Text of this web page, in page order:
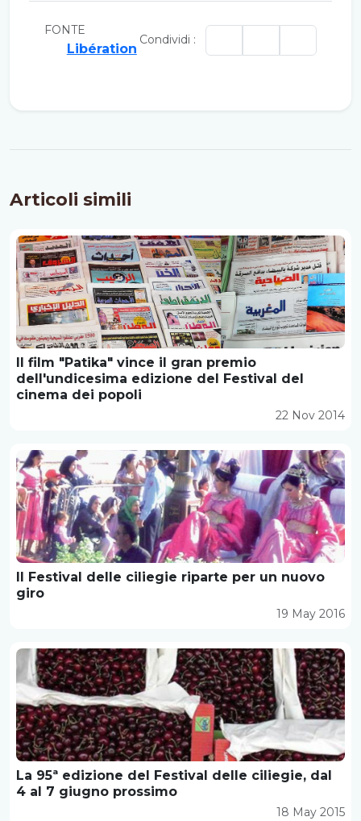
FONTE
Libération
Condividi :
Articoli simili
Il film "Patika" vince il gran premio
dell'undicesima edizione del Festival del
cinema dei popoli
22 Nov 2014
Il Festival delle ciliegie riparte per un nuovo
giro
19 May 2016
La 95ª edizione del Festival delle ciliegie, dal
4 al 7 giugno prossimo
18 May 2015